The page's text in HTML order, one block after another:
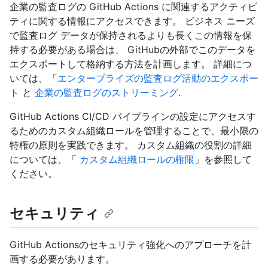
企業の監査ログの GitHub Actions に関連するアクティビ
ティに関する情報にアクセスできます。 ビジネス ニーズ
で監査ログ データが保持されるよりも長くこの情報を保
持する必要がある場合は、 GitHubの外部でこのデータを
エクスポートして格納する方法を計画します。 詳細につ
いては、「エンタープライズの監査ログ活動のエクスポー
ト と 企業の監査ログのストリーミング.
GitHub Actions CI/CD パイプラインの設定にアクセスす
るためのカスタム組織ロールを管理することで、最小限の
特権の原則を実践できます。 カスタム組織の役割の詳細
については、「 カスタム組織ロールの権限 」を参照して
ください。
セキュリティ
GitHub Actionsのセキュリティ強化へのアプローチを計
画する必要があります。